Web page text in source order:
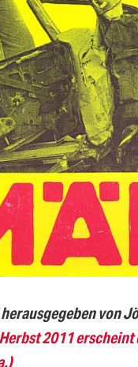
von
2011 erscheint